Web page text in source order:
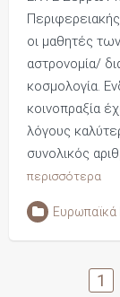
οι μαθητές
αστρονομία/
κοσμολογία.
κοινοπραξία
λόγους
συνολικός
περισσότερα
Πλοήγηση
1